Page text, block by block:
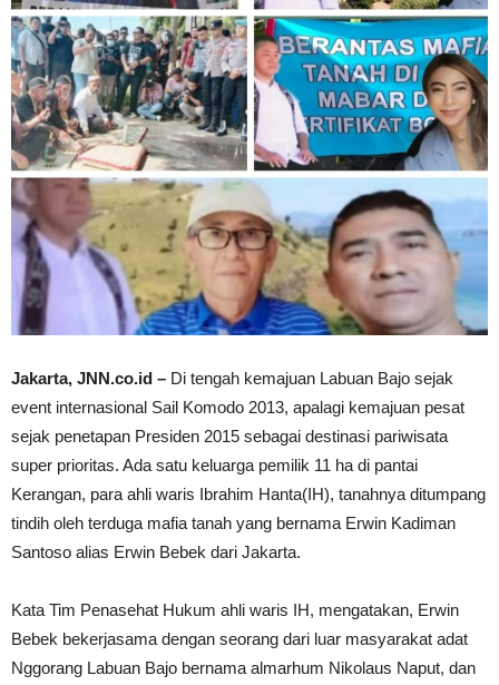
Jakarta, JNN.co.id – Di tengah kemajuan Labuan Bajo sejak
event internasional Sail Komodo 2013, apalagi kemajuan pesat
sejak penetapan Presiden 2015 sebagai destinasi pariwisata
super prioritas. Ada satu keluarga pemilik 11 ha di pantai
Kerangan, para ahli waris Ibrahim Hanta(IH), tanahnya ditumpang
tindih oleh terduga mafia tanah yang bernama Erwin Kadiman
Santoso alias Erwin Bebek dari Jakarta.
Kata Tim Penasehat Hukum ahli waris IH, mengatakan, Erwin
Bebek bekerjasama dengan seorang dari luar masyarakat adat
Nggorang Labuan Bajo bernama almarhum Nikolaus Naput, dan